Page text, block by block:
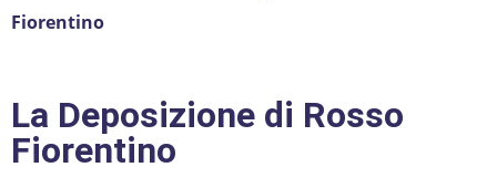
Fiorentino
La Deposizione di Rosso
Fiorentino